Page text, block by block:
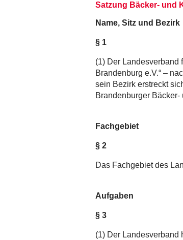
Satzung Bäcker- und
Name, Sitz und Bezirk
§ 1
(1) Der Landesverband
Brandenburg e.V.“ –
sein Bezirk erstreckt
Brandenburger
Fachgebiet
§ 2
Das Fachgebiet des
Aufgaben
§ 3
(1) Der Landesverband